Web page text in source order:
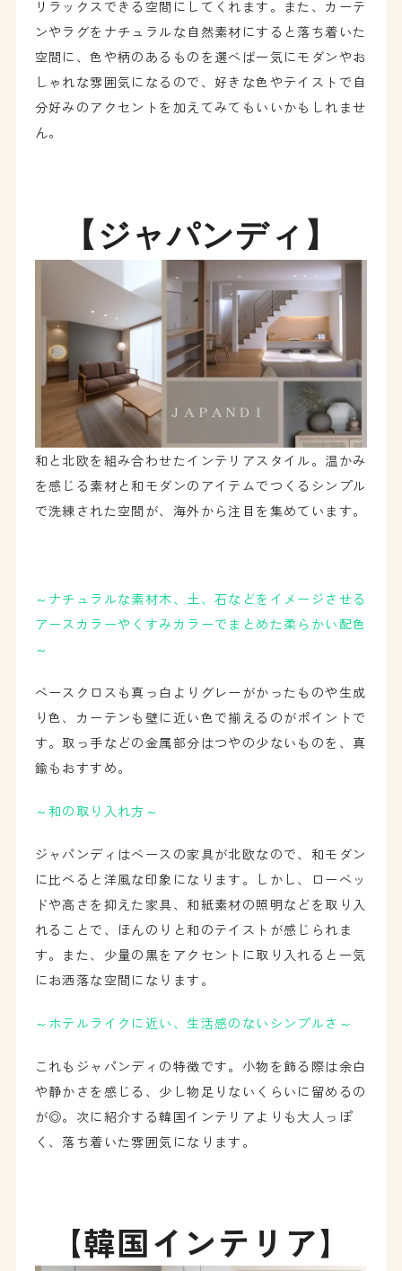
リラックスできる空間にしてくれます。また、カーテ
ンやラグをナチュラルな自然素材にすると落ち着いた
空間に、色や柄のあるものを選べば一気にモダンやお
しゃれな雰囲気になるので、好きな色やテイストで自
分好みのアクセントを加えてみてもいいかもしれませ
ん。
【ジャパンディ】
和と北欧を組み合わせたインテリアスタイル。温かみ
を感じる素材と和モダンのアイテムでつくるシンプル
で洗練された空間が、海外から注目を集めています。
～ナチュラルな素材木、土、石などをイメージさせる
アースカラーやくすみカラーでまとめた柔らかい配色
～
ベースクロスも真っ白よりグレーがかったものや生成
り色、カーテンも壁に近い色で揃えるのがポイントで
す。取っ手などの金属部分はつやの少ないものを、真
鍮もおすすめ。
～和の取り入れ方～
ジャパンディはベースの家具が北欧なので、和モダン
に比べると洋風な印象になります。しかし、ローベッ
ドや高さを抑えた家具、和紙素材の照明などを取り入
れることで、ほんのりと和のテイストが感じられま
す。また、少量の黒をアクセントに取り入れると一気
にお洒落な空間になります。
～ホテルライクに近い、生活感のないシンプルさ～
これもジャパンディの特徴です。小物を飾る際は余白
や静かさを感じる、少し物足りないくらいに留めるの
が◎。次に紹介する韓国インテリアよりも大人っぽ
く、落ち着いた雰囲気になります。
【韓国インテリア】